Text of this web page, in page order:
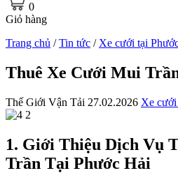
0
Giỏ hàng
Trang chủ /Tin tức / Xe cưới tại
Thuê Xe Cưới Mui
Thế Giới Vận Tải 27.02.2026 Xe
1. Giới Thiệu Dịch Vụ
Trần Tại Phước Hải